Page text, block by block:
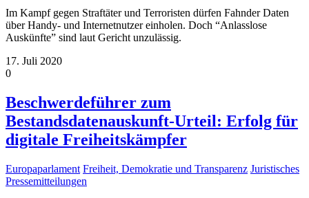
Im Kampf gegen Straftäter und Terroristen dürfen Fahnder Daten
über Handy- und Internetnutzer einholen. Doch “Anlasslose
Auskünfte” sind laut Gericht unzulässig.
17. Juli 2020
0
Beschwerdeführer zum
Bestandsdatenauskunft-Urteil: Erfolg für
digitale Freiheitskämpfer
Europaparlament Freiheit, Demokratie und Transparenz Juristisches
Pressemitteilungen